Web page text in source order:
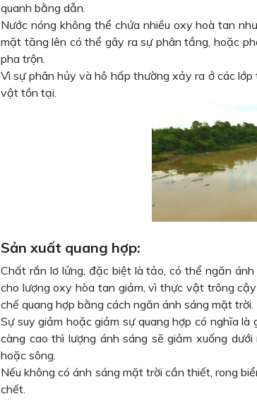
quanh bằng dẫn.
Nước nóng không thể chứa nhiều oxy hoà tan
mặt tăng lên có thể gây ra sự phân tầng, hoặc
pha trộn.
Vì sự phân hủy và hô hấp thường xảy ra ở các
vật tồn tại.
Sản xuất quang hợp:
Chất rắn lơ lửng, đặc biệt là tảo, có thể ngăn
cho lượng oxy hòa tan giảm, vì thực vật trông
chế quang hợp bằng cách ngăn ánh sáng mặt trời.
Sự suy giảm hoặc giảm sự quang hợp có nghĩa
càng cao thì lượng ánh sáng sẽ giảm xuống
hoặc sông.
Nếu không có ánh sáng mặt trời cần thiết, rong
chết.